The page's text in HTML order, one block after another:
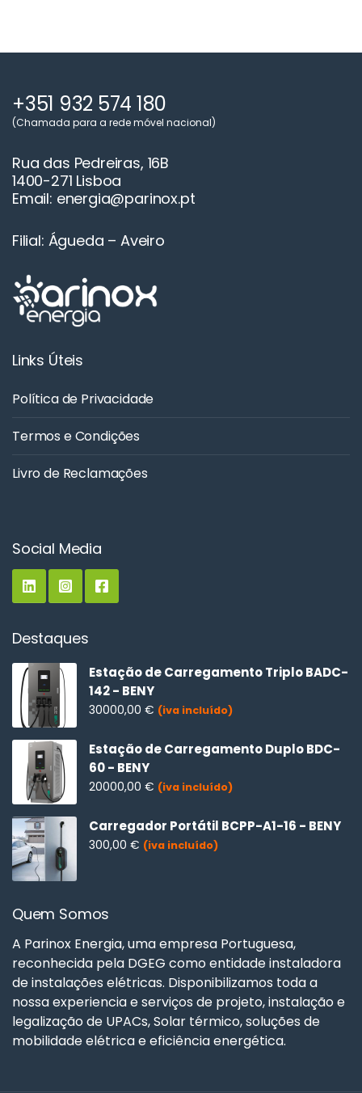
+351 932 574 180
(Chamada para a rede móvel nacional)
Rua das Pedreiras, 16B
1400-271 Lisboa
Email: energia@parinox.pt
Filial: Águeda – Aveiro
Links Úteis
Política de Privacidade
Termos e Condições
Livro de Reclamações
Social Media
Destaques
Estação de Carregamento Triplo BADC-
142 - BENY
30000,00 € (iva incluído)
Estação de Carregamento Duplo BDC-
60 - BENY
20000,00 € (iva incluído)
Carregador Portátil BCPP-A1-16 - BENY
300,00 € (iva incluído)
Quem Somos
A Parinox Energia, uma empresa Portuguesa,
reconhecida pela DGEG como entidade instaladora
de instalações elétricas. Disponibilizamos toda a
nossa experiencia e serviços de projeto, instalação e
legalização de UPACs, Solar térmico, soluções de
mobilidade elétrica e eficiência energética.